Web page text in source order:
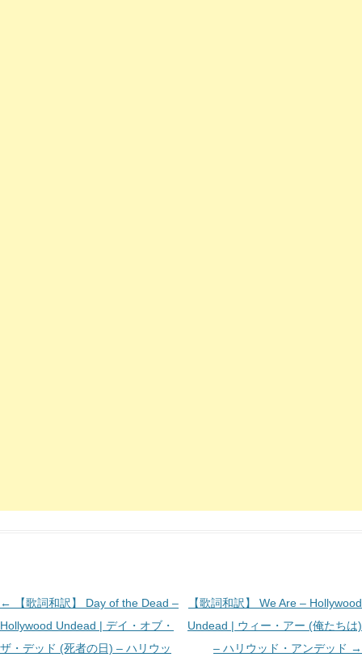
投
稿
ナ
←
【歌詞和訳】 Day of the Dead –
Hollywood Undead | デイ・オブ・
ザ・デッド (死者の日) – ハリウッ
【歌詞和訳】 We Are – Hollywood
Undead | ウィー・アー (俺たちは)
– ハリウッド・アンデッド →